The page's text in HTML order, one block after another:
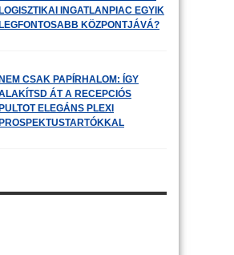
LOGISZTIKAI INGATLANPIAC EGYIK
LEGFONTOSABB KÖZPONTJÁVÁ?
NEM CSAK PAPÍRHALOM: ÍGY
ÁT A RECEPCIÓS
PULTOT ELEGÁNS PLEXI
PROSPEKTUSTARTÓKKAL